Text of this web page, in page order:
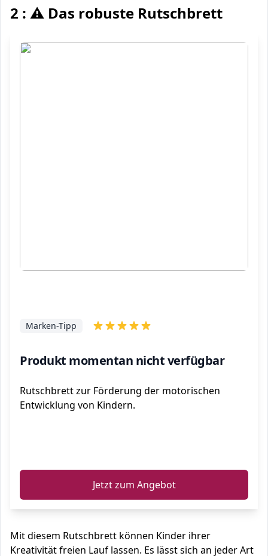
2 : ⚠️ Das robuste Rutschbrett
Produkt momentan nicht verfügbar
Marken-Tipp
Rutschbrett zur Förderung der motorischen
Entwicklung von Kindern.
Jetzt zum Angebot
Mit diesem Rutschbrett können Kinder ihrer
Kreativität freien Lauf lassen. Es lässt sich an jeder Art